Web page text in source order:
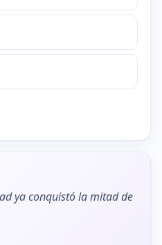
ya conquistó la mitad de